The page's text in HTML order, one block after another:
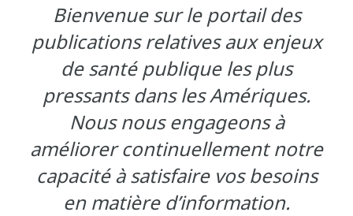
Bienvenue sur le portail des
publications relatives aux enjeux
de santé publique les plus
pressants dans les Amériques.
Nous nous engageons à
améliorer continuellement notre
capacité à satisfaire vos besoins
en matière d’information.